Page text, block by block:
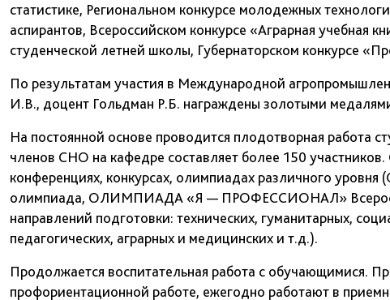
статистике, Региональном конкурсе молодежных
аспирантов, Всероссийском конкурсе «Аграрная учебная
студенческой летней школы, Губернаторском конкурсе
По результатам участия в Международной
И.В., доцент Гольдман Р.Б. награждены золотыми
На постоянной основе проводится плодотворная работа
членов СНО на кафедре составляет более 150
конференциях, конкурсах, олимпиадах различного
олимпиада, ОЛИМПИАДА «Я — ПРОФЕССИОНАЛ»
направлений подготовки: технических, гуманитарных,
педагогических, аграрных и медицинских и т.д.).
Продолжается воспитательная работа с обучающимися.
профориентационной работе, ежегодно работают в